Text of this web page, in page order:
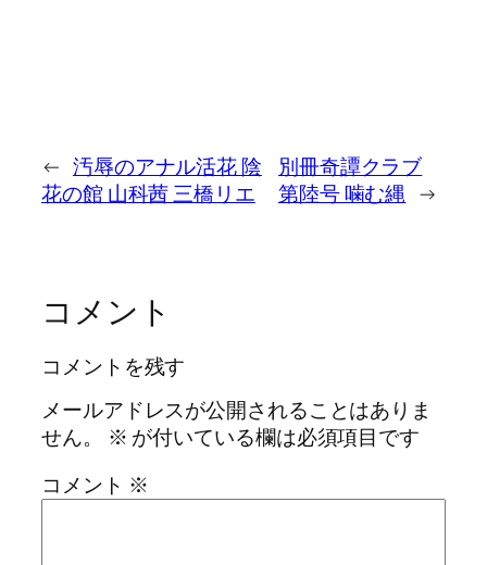
← 汚辱のアナル活花 陰
花の館 山科茜 三橋リエ
別冊奇譚クラブ
第陸号 噛む縄 →
コメント
コメントを残す
メールアドレスが公開されることはありま
せん。
※ が付いている欄は必須項目です
コメント ※